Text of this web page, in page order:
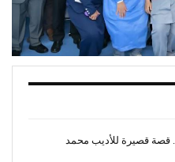
قصة قصيرة للأديب محمد